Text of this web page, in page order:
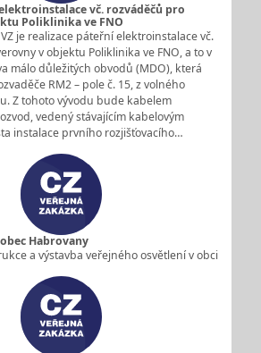
vč. rozváděčů pro
Poliklinika ve FNO
je realizace páteřní elektroinstalace vč.
v objektu Poliklinika ve FNO, a to v
málo důležitých obvodů (MDO), která
RM2 – pole č. 15, z volného
Z tohoto vývodu bude kabelem
vedený stávajícím kabelovým
instalace prvního rozjišťovacího…
Habrovany
a výstavba veřejného osvětlení v obci